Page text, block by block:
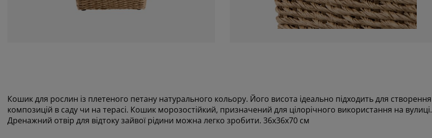
Кошик для рослин із плетеного петану натурального кольору. Його висота ідеально підходить для створення
композицій в саду чи на терасі. Кошик морозостійкий, призначений для цілорічного використання на вулиці.
Дренажний отвір для відтоку зайвої рідини можна легко зробити. 36x36x70 см